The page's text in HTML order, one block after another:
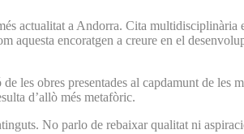
actualitat a Andorra. Cita
aquesta encoratgen a creure en el
les obres presentades al capdamunt de les
d’allò més metafòric.
No parlo de rebaixar qualitat ni